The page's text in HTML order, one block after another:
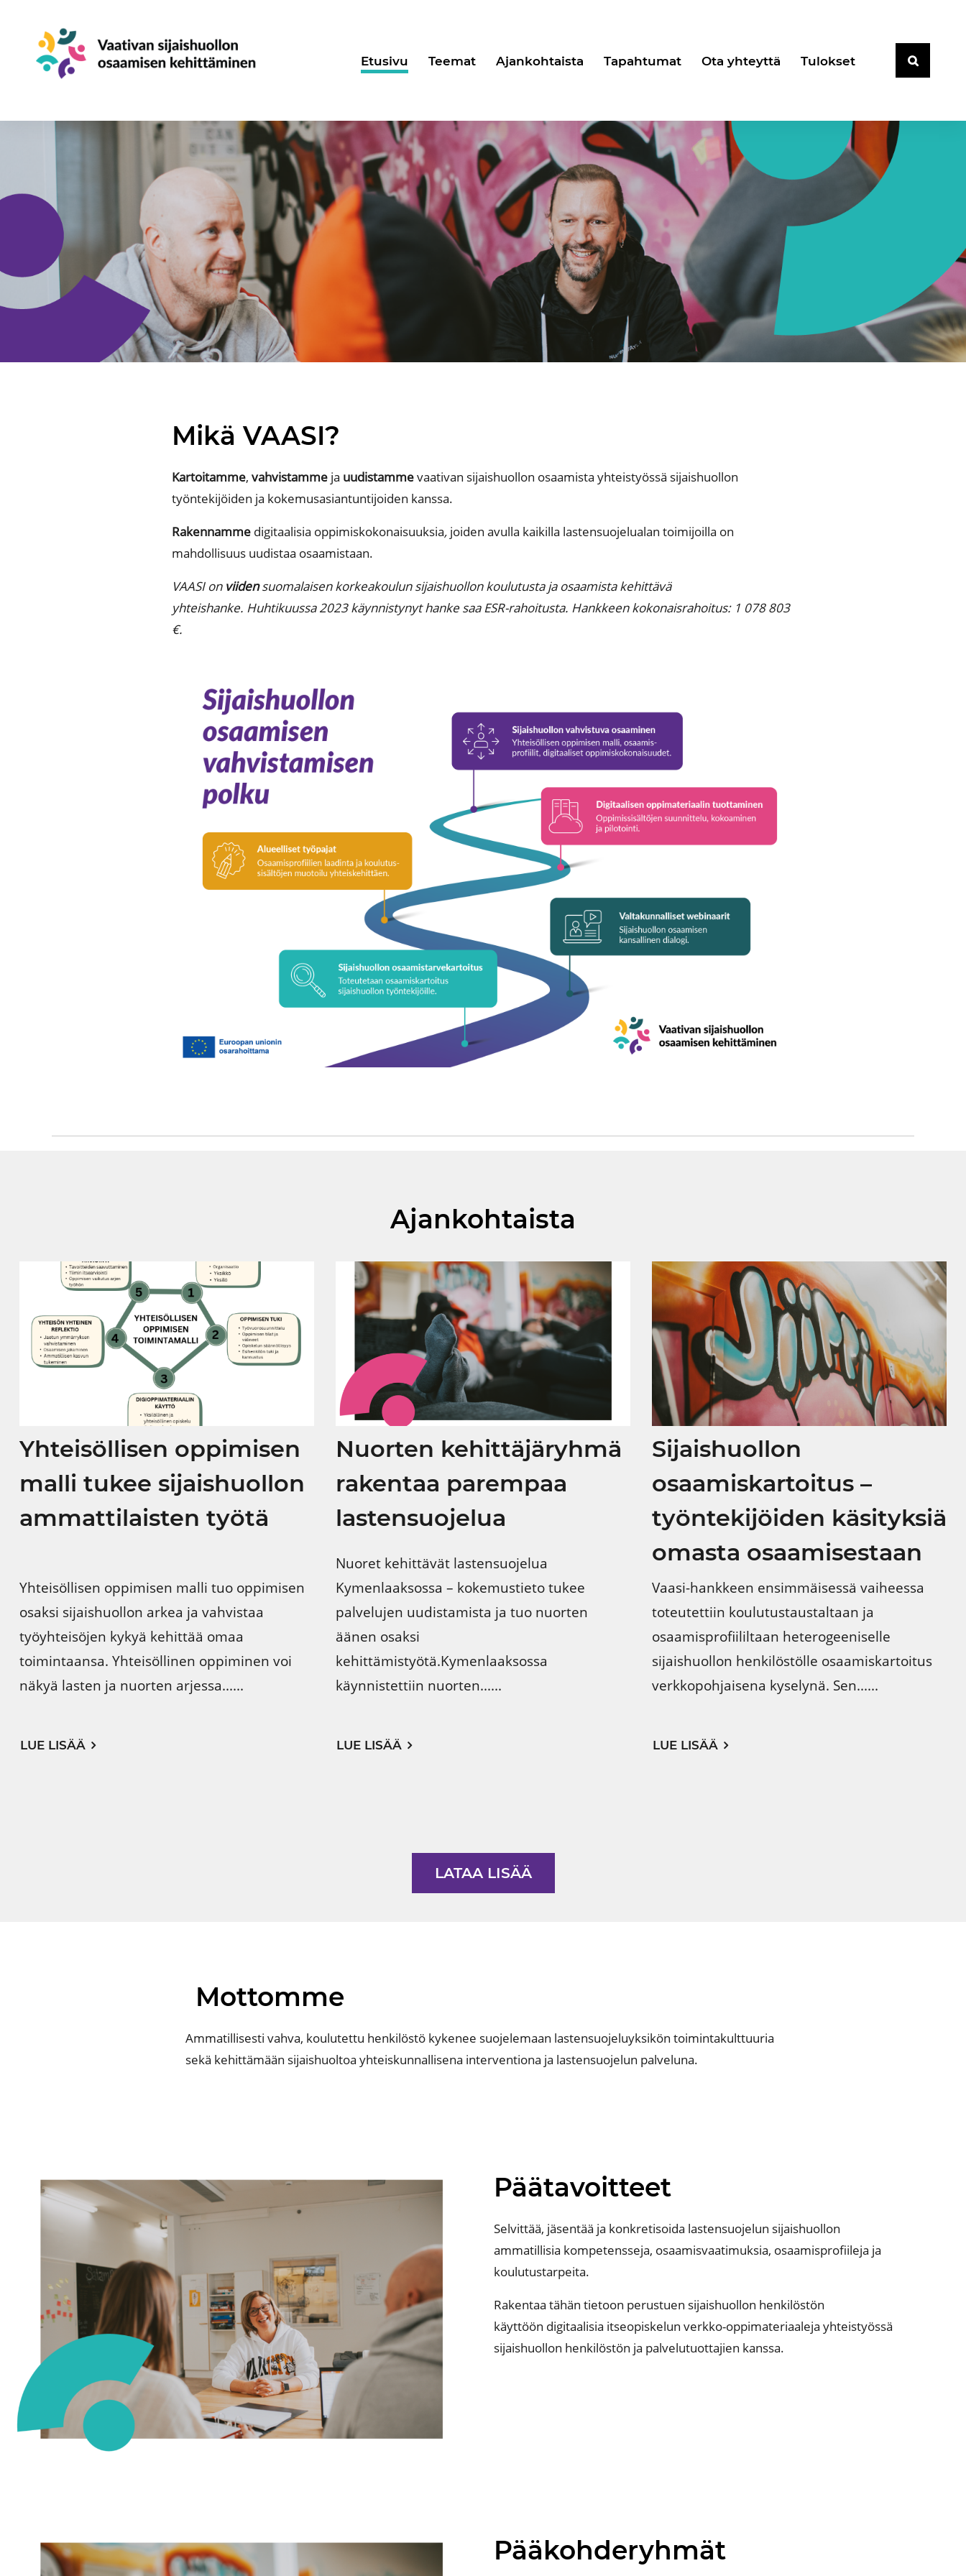
Etusivu Teemat Ajankohtaista Tapahtumat Ota yhteyttä Tulokset
Mikä VAASI?
Kartoitamme, vahvistamme ja uudistammevaativan sijaishuollon osaamista yhteistyössä sijaishuollon
työntekijöiden ja kokemusasiantuntijoiden kanssa.
Rakennamme digitaalisia oppimiskokonaisuuksia, joiden avulla kaikilla lastensuojelualan toimijoilla on
mahdollisuus uudistaa osaamistaan.
VAASI on viidensuomalaisen korkeakoulun sijaishuollon koulutusta ja osaamista kehittävä
yhteishanke. Huhtikuussa 2023 käynnistynyt hanke saa ESR-rahoitusta. Hankkeen kokonaisrahoitus: 1 078 803
€.
Ajankohtaista
Yhteisöllisen oppimisen
malli tukee sijaishuollon
ammattilaisten työtä
Yhteisöllisen oppimisen malli tuo oppimisen
osaksi sijaishuollon arkea ja vahvistaa
työyhteisöjen kykyä kehittää omaa
toimintaansa. Yhteisöllinen oppiminen voi
näkyä lasten ja nuorten arjessa......
LUE LISÄÄ
Nuorten kehittäjäryhmä
rakentaa parempaa
lastensuojelua
Nuoret kehittävät lastensuojelua
Kymenlaaksossa – kokemustieto tukee
palvelujen uudistamista ja tuo nuorten
äänen osaksi
kehittämistyötä.Kymenlaaksossa
käynnistettiin nuorten......
LUE LISÄÄ
Sijaishuollon
osaamiskartoitus –
työntekijöiden käsityksiä
omasta osaamisestaan
Vaasi-hankkeen ensimmäisessä vaiheessa
toteutettiin koulutustaustaltaan ja
osaamisprofiililtaan heterogeeniselle
sijaishuollon henkilöstölle osaamiskartoitus
verkkopohjaisena kyselynä. Sen......
LUE LISÄÄ
LATAA LISÄÄ
Mottomme
Ammatillisesti vahva, koulutettu henkilöstö kykenee suojelemaan lastensuojeluyksikön toimintakulttuuria
sekä kehittämään sijaishuoltoa yhteiskunnallisena interventiona ja lastensuojelun palveluna.
Päätavoitteet
Selvittää, jäsentää ja konkretisoida lastensuojelun sijaishuollon
ammatillisia kompetensseja, osaamisvaatimuksia, osaamisprofiileja ja
koulutustarpeita.
Rakentaa tähän tietoon perustuen sijaishuollon henkilöstön
käyttöön digitaalisia itseopiskelun verkko-oppimateriaaleja yhteistyössä
sijaishuollon henkilöstön ja palvelutuottajien kanssa.
Pääkohderyhmät